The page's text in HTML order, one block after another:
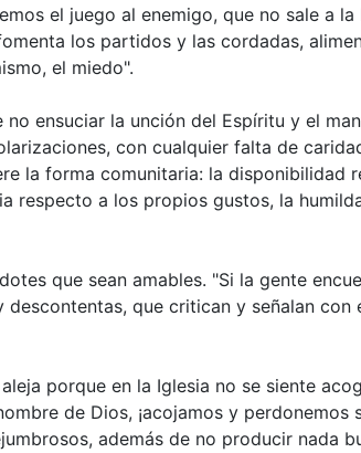
el juego al enemigo, que no sale a
los partidos y las cordadas,
el miedo".
ensuciar la unción del Espíritu y el
con cualquier falta de
la forma comunitaria: la disponibilidad
respecto a los propios gustos, la
que sean amables. "Si la gente
que critican y señalan con
porque en la Iglesia no se siente
de Dios, ¡acojamos y perdonemos
además de no producir nada